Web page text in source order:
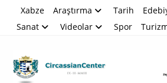
Xabze Araştırma Tarih
Sanat
Videolar Spor